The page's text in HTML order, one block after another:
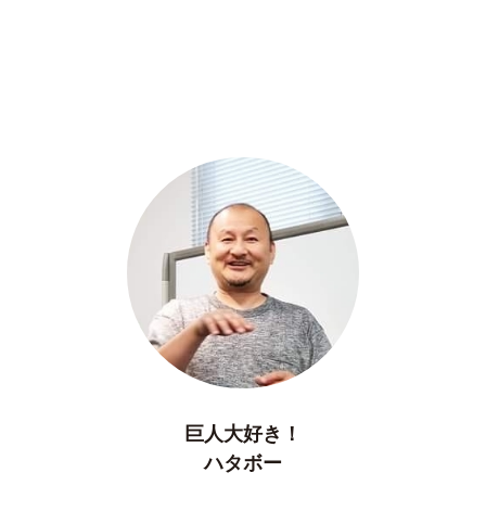
巨人大好き！
ハタボー